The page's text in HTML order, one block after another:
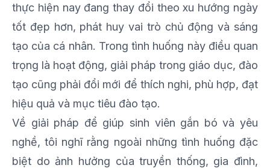
thực hiện nay đang thay đổi theo xu hướng ngày
tốt đẹp hơn, phát huy vai trò chủ động và sáng
tạo của cá nhân. Trong tình huống này điều quan
trọng là hoạt động, giải pháp trong giáo dục, đào
tạo cũng phải đổi mới để thích nghi, phù hợp, đạt
hiệu quả và mục tiêu đào tạo.
Về giải pháp để giúp sinh viên gắn bó và yêu
nghề, tôi nghĩ rằng ngoài những tình huống đặc
biệt do ảnh hưởng của truyền thống, gia đình,